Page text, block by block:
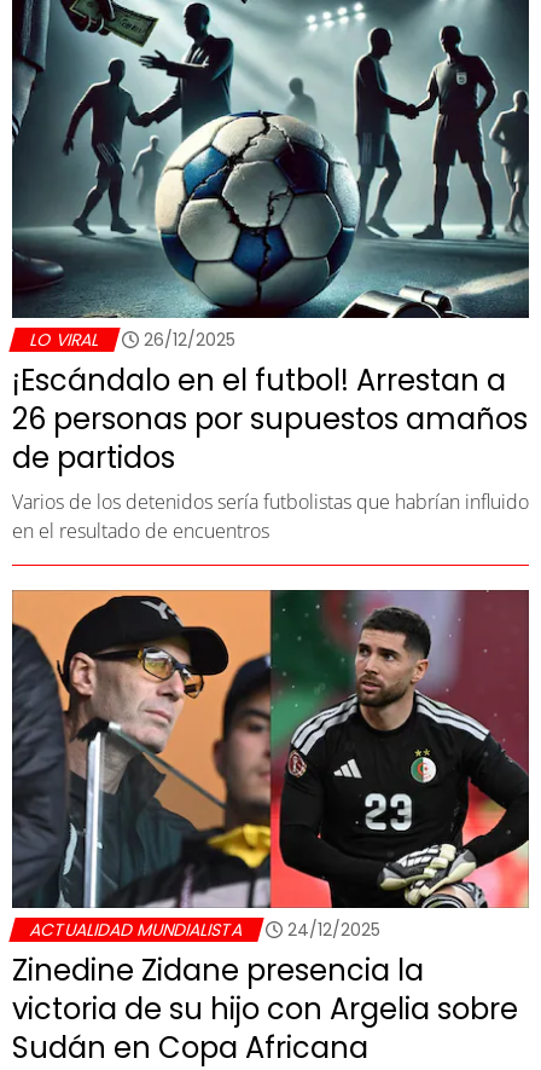
LO VIRAL 26/12/2025
¡Escándalo en el futbol! Arrestan a
26 personas por supuestos amaños
de partidos
Varios de los detenidos sería futbolistas que habrían influido
en el resultado de encuentros
ACTUALIDAD MUNDIALISTA 24/12/2025
Zinedine Zidane presencia la
victoria de su hijo con Argelia sobre
Sudán en Copa Africana